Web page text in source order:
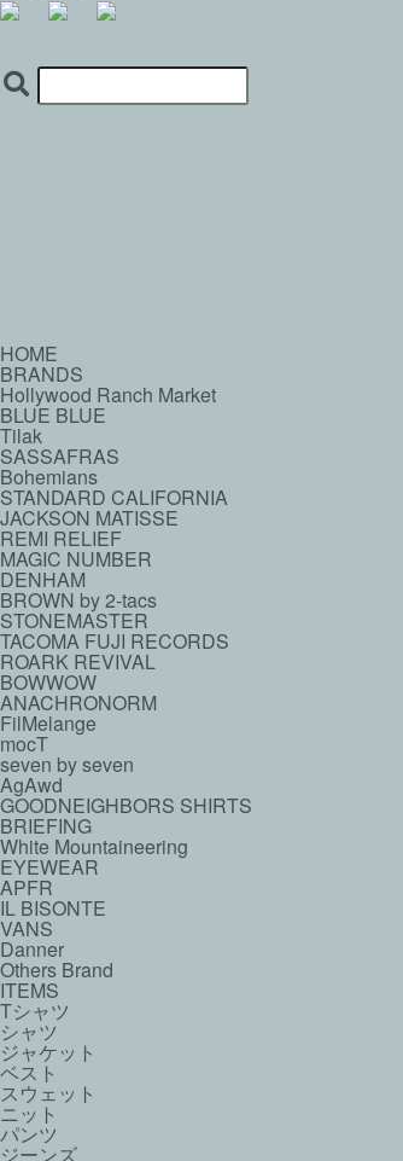
HOME
BRANDS
Hollywood Ranch Market
BLUE BLUE
Tilak
SASSAFRAS
Bohemians
STANDARD CALIFORNIA
JACKSON MATISSE
REMI RELIEF
MAGIC NUMBER
DENHAM
BROWN by 2-tacs
STONEMASTER
TACOMA FUJI RECORDS
ROARK REVIVAL
BOWWOW
ANACHRONORM
FilMelange
mocT
seven by seven
AgAwd
GOODNEIGHBORS SHIRTS
BRIEFING
White Mountaineering
EYEWEAR
APFR
IL BISONTE
VANS
Danner
Others Brand
ITEMS
Tシャツ
シャツ
ジャケット
ベスト
スウェット
ニット
パンツ
ジーンズ